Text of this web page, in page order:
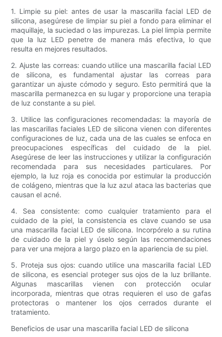
1. Limpie su piel: antes de usar la mascarilla facial LED de
silicona, asegúrese de limpiar su piel a fondo para eliminar el
maquillaje, la suciedad o las impurezas. La piel limpia permite
que la luz LED penetre de manera más efectiva, lo que
resulta en mejores resultados.
2. Ajuste las correas: cuando utilice una mascarilla facial LED
de silicona, es fundamental ajustar las correas para
garantizar un ajuste cómodo y seguro. Esto permitirá que la
mascarilla permanezca en su lugar y proporcione una terapia
de luz constante a su piel.
3. Utilice las configuraciones recomendadas: la mayoría de
las mascarillas faciales LED de silicona vienen con diferentes
configuraciones de luz, cada una de las cuales se enfoca en
preocupaciones específicas del cuidado de la piel.
Asegúrese de leer las instrucciones y utilizar la configuración
recomendada para sus necesidades particulares. Por
ejemplo, la luz roja es conocida por estimular la producción
de colágeno, mientras que la luz azul ataca las bacterias que
causan el acné.
4. Sea consistente: como cualquier tratamiento para el
cuidado de la piel, la consistencia es clave cuando se usa
una mascarilla facial LED de silicona. Incorpórelo a su rutina
de cuidado de la piel y úselo según las recomendaciones
para ver una mejora a largo plazo en la apariencia de su piel.
5. Proteja sus ojos: cuando utilice una mascarilla facial LED
de silicona, es esencial proteger sus ojos de la luz brillante.
Algunas mascarillas vienen con protección ocular
incorporada, mientras que otras requieren el uso de gafas
protectoras o mantener los ojos cerrados durante el
tratamiento.
Beneficios de usar una mascarilla facial LED de silicona